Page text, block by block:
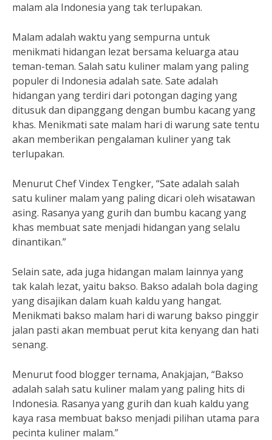
malam ala Indonesia yang tak terlupakan.
Malam adalah waktu yang sempurna untuk
menikmati hidangan lezat bersama keluarga atau
teman-teman. Salah satu kuliner malam yang paling
populer di Indonesia adalah sate. Sate adalah
hidangan yang terdiri dari potongan daging yang
ditusuk dan dipanggang dengan bumbu kacang yang
khas. Menikmati sate malam hari di warung sate tentu
akan memberikan pengalaman kuliner yang tak
terlupakan.
Menurut Chef Vindex Tengker, “Sate adalah salah
satu kuliner malam yang paling dicari oleh wisatawan
asing. Rasanya yang gurih dan bumbu kacang yang
khas membuat sate menjadi hidangan yang selalu
dinantikan.”
Selain sate, ada juga hidangan malam lainnya yang
tak kalah lezat, yaitu bakso. Bakso adalah bola daging
yang disajikan dalam kuah kaldu yang hangat.
Menikmati bakso malam hari di warung bakso pinggir
jalan pasti akan membuat perut kita kenyang dan hati
senang.
Menurut food blogger ternama, Anakjajan, “Bakso
adalah salah satu kuliner malam yang paling hits di
Indonesia. Rasanya yang gurih dan kuah kaldu yang
kaya rasa membuat bakso menjadi pilihan utama para
pecinta kuliner malam.”